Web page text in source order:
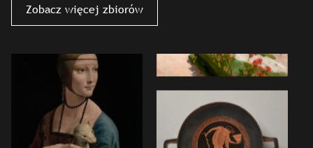
Zobacz więcej zbiorów